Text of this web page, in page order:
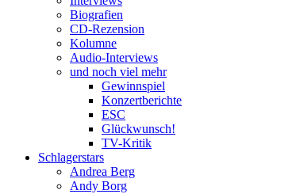
Biografien
CD-Rezension
Kolumne
Audio-Interviews
und noch viel mehr
Gewinnspiel
Konzertberichte
ESC
Glückwunsch!
TV-Kritik
Schlagerstars
Andrea Berg
Andy Borg